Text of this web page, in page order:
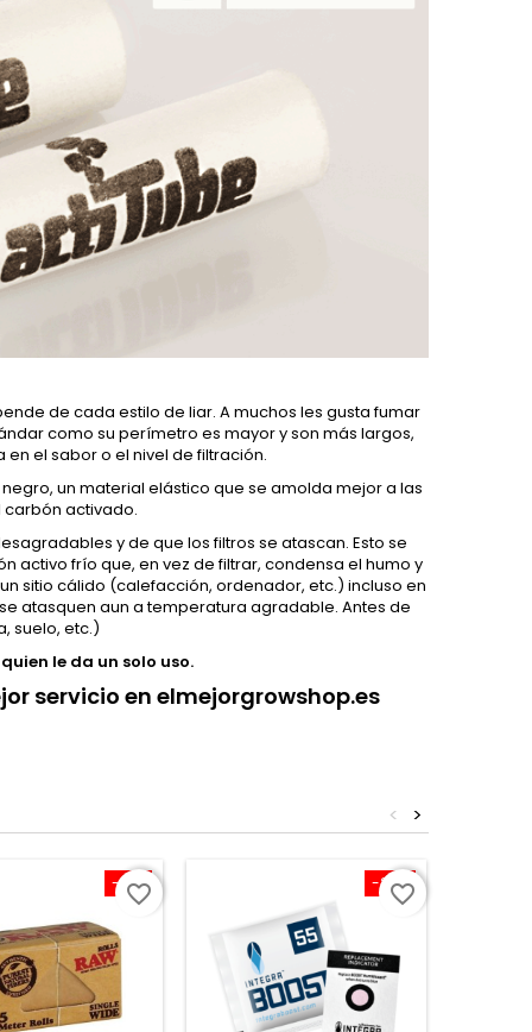
de cada estilo de liar. A muchos les gusta fumar
como su perímetro es mayor y son más largos,
el sabor o el nivel de filtración.
un material elástico que se amolda mejor a las
carbón activado.
y de que los filtros se atascan. Esto se
activo frío que, en vez de filtrar, condensa el humo y
sitio cálido (calefacción, ordenador, etc.) incluso en
atasquen aun a temperatura agradable. Antes de
suelo, etc.)
le da un solo uso.
servicio en elmejorgrowshop.es
>
<
-10%
favorite_border -20%
favorite_border